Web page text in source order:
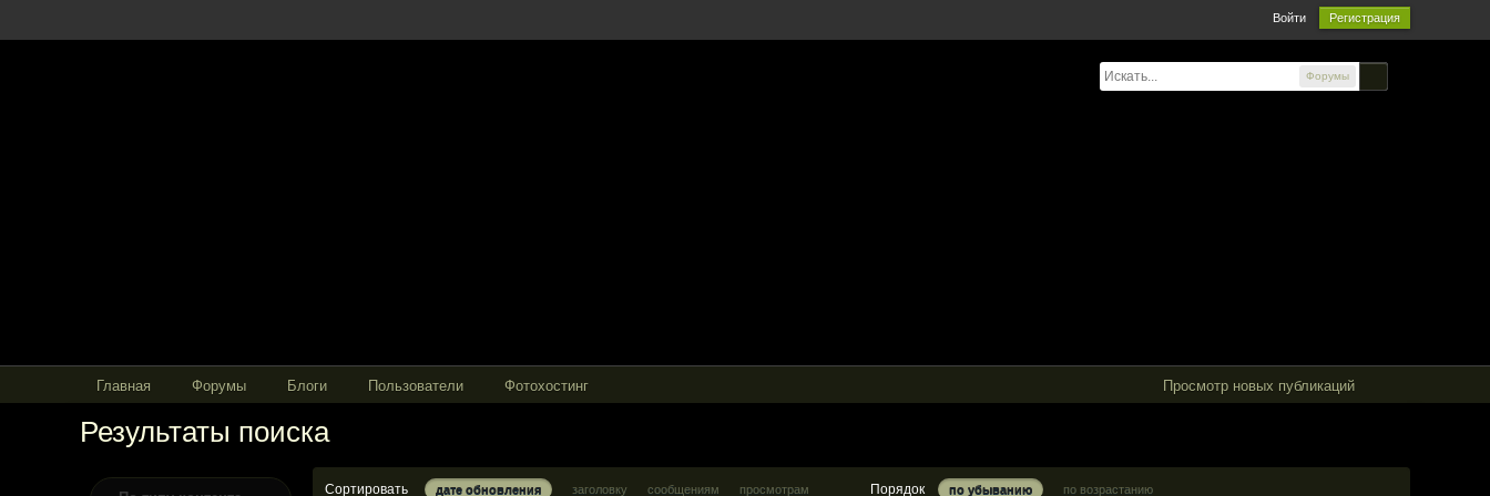
Войти Регистрация
Форумы
Просмотр новых публикаций
Главная Форумы Блоги Пользователи Фотохостинг
Результаты поиска
Сортировать дате обновления заголовку сообщениям просмотрам Порядок по убыванию по возрастанию